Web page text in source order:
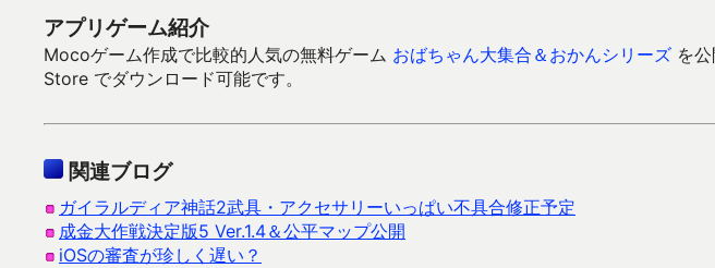
アプリゲーム紹介
Mocoゲーム作成で比較的人気の無料ゲーム おばちゃん大集合＆おかんシリーズ を
Store でダウンロード可能です。
関連ブログ
ガイラルディア神話2武具・アクセサリーいっぱい不具合修正予定
成金大作戦決定版5 Ver.1.4＆公平マップ公開
iOSの審査が珍しく遅い？